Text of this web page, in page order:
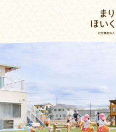
わたしたちの想い